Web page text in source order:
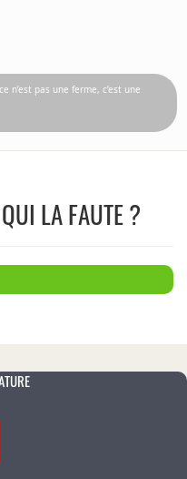
n’est pas une ferme, c’est une
LA FAUTE ?